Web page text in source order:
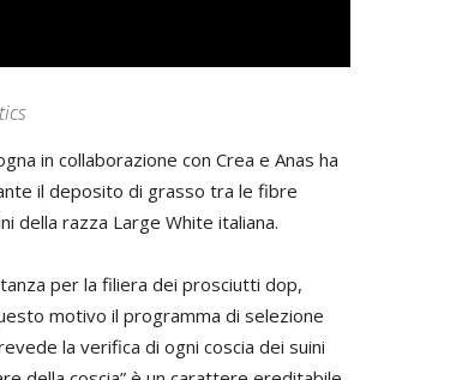
in collaborazione con Crea e Anas ha
il deposito di grasso tra le fibre
della razza Large White italiana.
per la filiera dei prosciutti dop,
motivo il programma di selezione
la verifica di ogni coscia dei suini